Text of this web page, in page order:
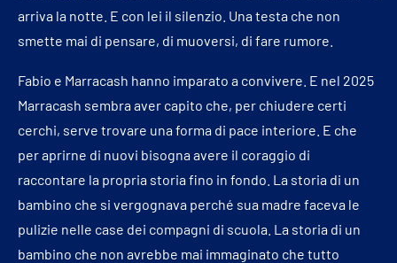
arriva la notte. E con lei il silenzio. Una testa che non
smette mai di pensare, di muoversi, di fare rumore.
Fabio e Marracash hanno imparato a convivere. E nel 2025
Marracash sembra aver capito che, per chiudere certi
cerchi, serve trovare una forma di pace interiore. E che
per aprirne di nuovi bisogna avere il coraggio di
raccontare la propria storia fino in fondo. La storia di un
bambino che si vergognava perché sua madre faceva le
pulizie nelle case dei compagni di scuola. La storia di un
bambino che non avrebbe mai immaginato che tutto